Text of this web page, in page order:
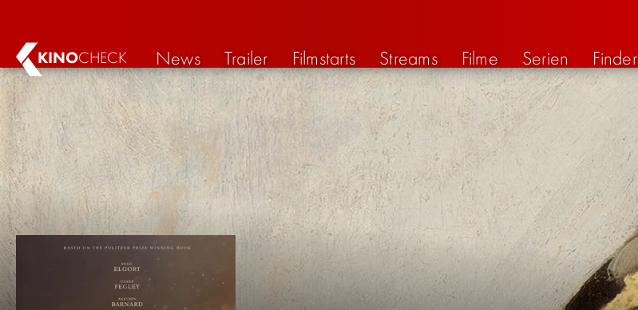
KINOCHECK News Trailer Filmstarts Streams Filme Serien Finder